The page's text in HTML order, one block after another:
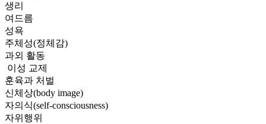
생리
여드름
성욕
주체성(정체감)
과외 활동
이성 교제
훈육과 처벌
신체상(body image)
자의식(self-consciousness)
자위행위